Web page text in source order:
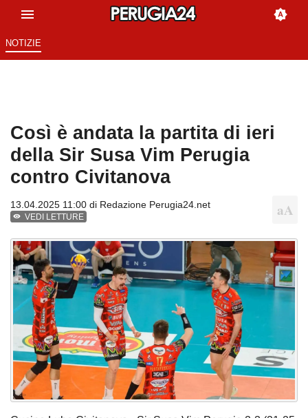
NOTIZIE
Così è andata la partita di ieri
della Sir Susa Vim Perugia
contro Civitanova
13.04.2025 11:00 di Redazione Perugia24.net
VEDI LETTURE